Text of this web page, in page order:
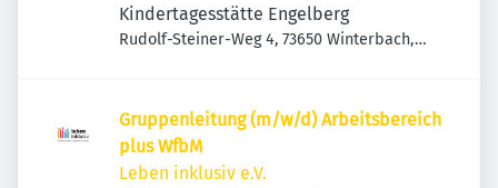
Kindertagesstätte Engelberg
Rudolf-Steiner-Weg 4, 73650 Winterbach,
Gruppenleitung (m/w/d) Arbeitsbereich
plus WfbM
Leben inklusiv e.V.